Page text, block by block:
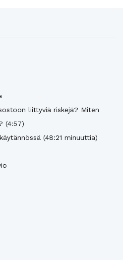
liittyviä riskejä? Miten
(4:57)
(48:21 minuuttia)